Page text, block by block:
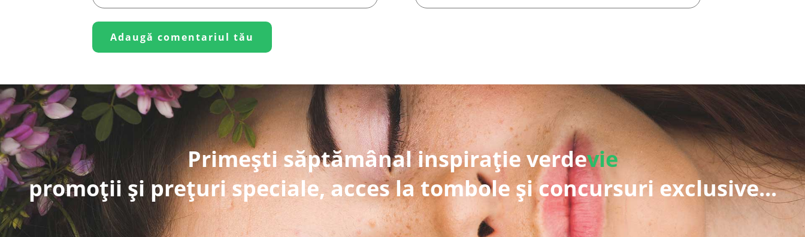
Primești săptămânal inspirație verdevie
promoții și prețuri speciale, acces la tombole și concursuri exclusive...